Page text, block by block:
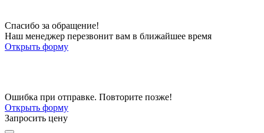
Спасибо за обращение!
Наш менеджер перезвонит вам в ближайшее время
Открыть форму
Ошибка при отправке. Повторите позже!
Открыть форму
Запросить цену